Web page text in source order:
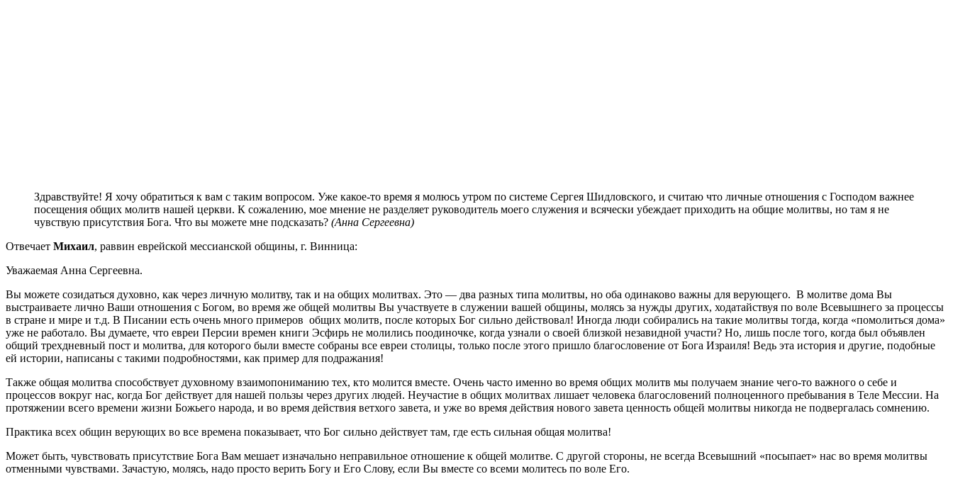
Здравствуйте! Я хочу обратиться к вам с таким вопросом. Уже какое-то время я молюсь утром по системе Сергея Шидловского, и считаю что личные отношения с Господом важнее
посещения общих молитв нашей церкви. К сожалению, мое мнение не разделяет руководитель моего служения и всячески убеждает приходить на общие молитвы, но там я не
чувствую присутствия Бога. Что вы можете мне подсказать? (Анна Сергеевна)
Отвечает Михаил, раввин еврейской мессианской общины, г. Винница:
Уважаемая Анна Сергеевна.
Вы можете созидаться духовно, как через личную молитву, так и на общих молитвах. Это — два разных типа молитвы, но оба одинаково важны для верующего. В молитве дома Вы
выстраиваете лично Ваши отношения с Богом, во время же общей молитвы Вы участвуете в служении вашей общины, молясь за нужды других, ходатайствуя по воле Всевышнего за процессы
в стране и мире и т.д. В Писании есть очень много примеров общих молитв, после которых Бог сильно действовал! Иногда люди собирались на такие молитвы тогда, когда «помолиться дома»
уже не работало. Вы думаете, что евреи Персии времен книги Эсфирь не молились поодиночке, когда узнали о своей близкой незавидной участи? Но, лишь после того, когда был объявлен
общий трехдневный пост и молитва, для которого были вместе собраны все евреи столицы, только после этого пришло благословение от Бога Израиля! Ведь эта история и другие, подобные
ей истории, написаны с такими подробностями, как пример для подражания!
Также общая молитва способствует духовному взаимопониманию тех, кто молится вместе. Очень часто именно во время общих молитв мы получаем знание чего-то важного о себе и
процессов вокруг нас, когда Бог действует для нашей пользы через других людей. Неучастие в общих молитвах лишает человека благословений полноценного пребывания в Теле Мессии. На
протяжении всего времени жизни Божьего народа, и во время действия ветхого завета, и уже во время действия нового завета ценность общей молитвы никогда не подвергалась сомнению.
Практика всех общин верующих во все времена показывает, что Бог сильно действует там, где есть сильная общая молитва!
Может быть, чувствовать присутствие Бога Вам мешает изначально неправильное отношение к общей молитве. С другой стороны, не всегда Всевышний «посыпает» нас во время молитвы
отменными чувствами. Зачастую, молясь, надо просто верить Богу и Его Слову, если Вы вместе со всеми молитесь по воле Его.